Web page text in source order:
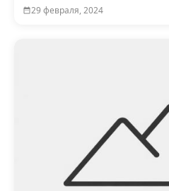
29 февраля, 2024